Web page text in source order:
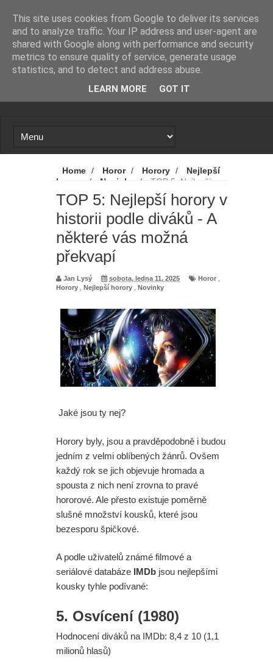
Loading...
Home / Horor / Horory /
Nejlepší
horory
/ Novinky /
TOP 5: Nejlepší
horory v historii podle diváků - A některé vás
možná překvapí
TOP 5: Nejlepší horory v
historii podle diváků - A
některé vás možná
překvapí
Jan Lysý sobota, ledna 11, 2025 Horor
Horory
Nejlepší horory Novinky
Jaké jsou ty nej?
Horory byly, jsou a pravděpodobně i budou
jedním z velmi oblíbených žánrů. Ovšem
každý rok se jich objevuje hromada a
spousta z nich není zrovna to pravé
hororové. Ale přesto existuje poměrně
slušné množství kousků, které jsou
bezesporu špičkové.
A podle uživatelů známé filmové a
seriálové databáze IMDb jsou nejlepšími
kousky tyhle podívané:
5. Osvícení (1980)
Hodnocení diváků na IMDb: 8,4 z 10 (1,1
milionů hlasů)
This site uses cookies from Google to deliver its services
and to analyze traffic. Your IP address and user-agent are
shared with Google along with performance and security
metrics to ensure quality of service, generate usage
statistics, and to detect and address abuse.
LEARN MORE GOT IT